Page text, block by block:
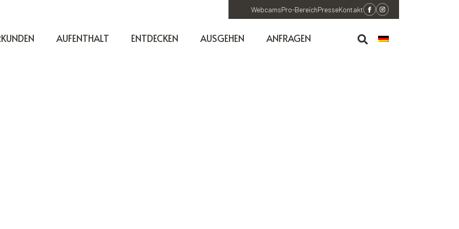
WebcamsPro-BereichPresseKontakt
AUFENTHALT ENTDECKEN AUSGEHEN ANFRAGEN